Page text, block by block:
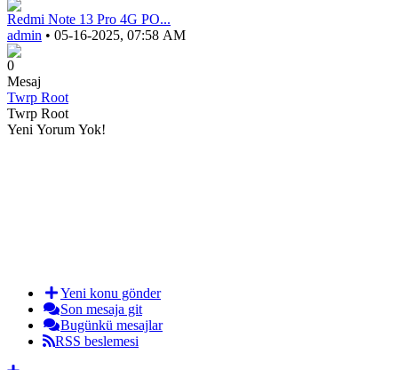
Redmi Note 13 Pro 4G PO...
admin • 05-16-2025, 07:58 AM
0
Mesaj
Twrp Root
Twrp Root
Yeni Yorum Yok!
Yeni konu gönder
Son mesaja git
Bugünkü mesajlar
RSS beslemesi